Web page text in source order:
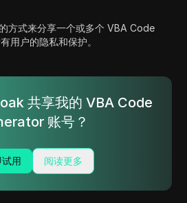
方式来分享一个或多个 VBA Code
用户的隐私和保护。
共享我的 VBA Code
账号？
用 阅读更多